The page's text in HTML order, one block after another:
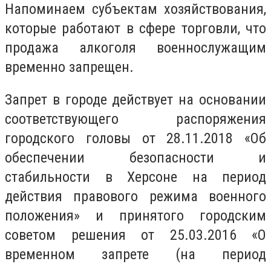
Напоминаем субъектам хозяйствования,
которые работают в сфере торговли, что
продажа алкоголя военнослужащим
временно запрещен.
Запрет в городе действует на основании
соответствующего распоряжения
городского головы от 28.11.2018 «Об
обеспечении безопасности и
стабильности в Херсоне на период
действия правового режима военного
положения» и принятого городским
советом решения от 25.03.2016 «О
временном запрете (на период